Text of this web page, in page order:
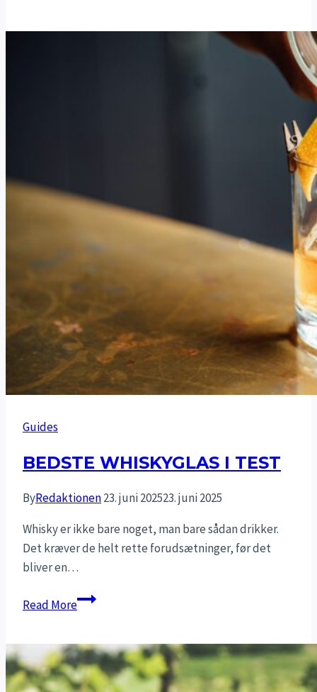
Guides
BEDSTE WHISKYGLAS I TEST
ByRedaktionen23. juni 202523. juni 2025
Whisky er ikke bare noget, man bare sådan drikker.
Det kræver de helt rette forudsætninger, før det
bliver en…
Read MoreBedste
test